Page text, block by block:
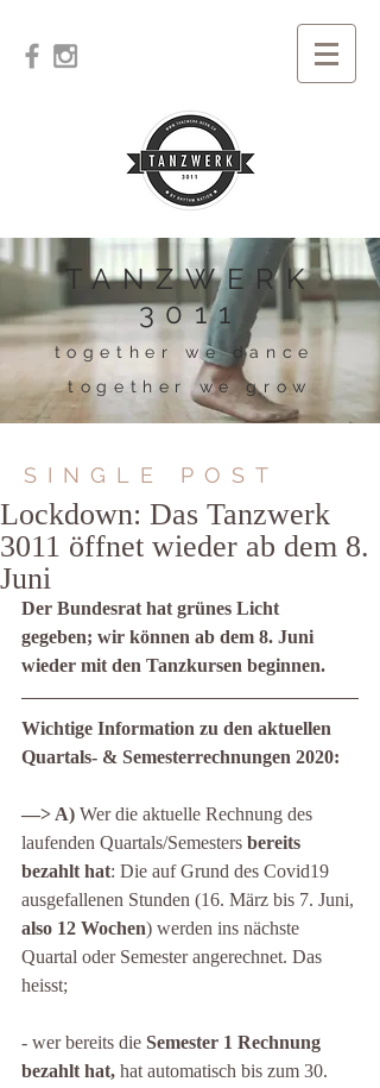
TANZWERK
3011
together we dance
together we grow
SINGLE POST
Lockdown: Das Tanzwerk
3011 öffnet wieder ab dem 8.
Juni
Der Bundesrat hat grünes Licht
gegeben; wir können ab dem 8. Juni
wieder mit den Tanzkursen beginnen.
Wichtige Information zu den aktuellen
Quartals- & Semesterrechnungen 2020:
—> A) Wer die aktuelle Rechnung des
laufenden Quartals/Semesters bereits
bezahlt hat: Die auf Grund des Covid19
ausgefallenen Stunden (16. März bis 7. Juni,
also 12 Wochen) werden ins nächste
Quartal oder Semester angerechnet. Das
heisst;
- wer bereits die Semester 1 Rechnung
bezahlt hat, hat automatisch bis zum 30.